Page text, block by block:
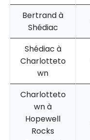
Bertrand à
Shédiac
Shédiac à
Charlotteto
wn
Charlotteto
wn à
Hopewell
Rocks